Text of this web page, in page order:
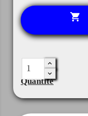

Quantité